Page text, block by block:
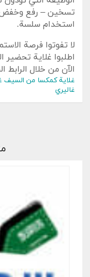
‌تسخين – رفع‌ وخفض⁢
استخدام سلسة.
لا تفوتوا فرصة⁢
اطلبوا غلاية تحضير
الآن من خلال الرابط⁢
غلاية كمكسا من السيف
غاليري